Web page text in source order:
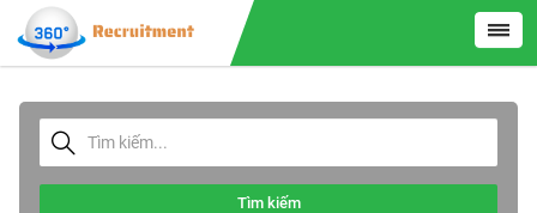
Tìm kiếm